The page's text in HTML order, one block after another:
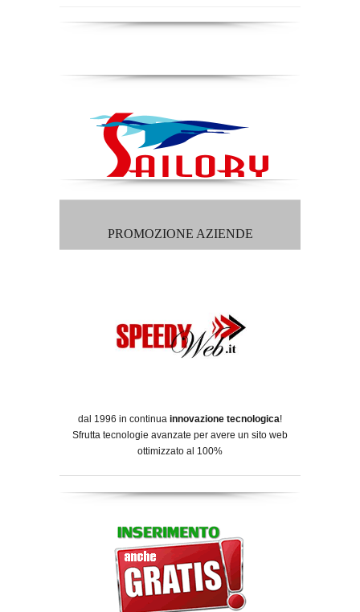
PROMOZIONE AZIENDE
dal 1996 in continua innovazione tecnologica!
Sfrutta tecnologie avanzate per avere un sito web
ottimizzato al 100%